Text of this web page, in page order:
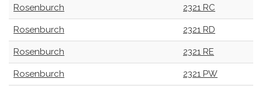
Rosenburch 2321 RC
Rosenburch 2321 RD
Rosenburch 2321 RE
Rosenburch 2321 PW